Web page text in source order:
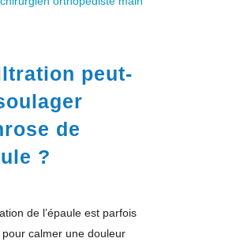
peut-
de
?
de l’épaule est parfois
calmer une douleur